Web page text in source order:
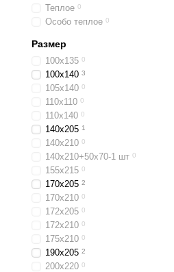
Теплое 0
Особо теплое 0
Размер
100х135 0
100х140 3
105х140 0
110х110 0
110х140 0
140х205 1
140х210 0
140х210+50х70-1 шт 0
155х215 0
170х205 2
170х210 0
172х205 0
172х210 0
175х210 0
190х205 2
200х220 0